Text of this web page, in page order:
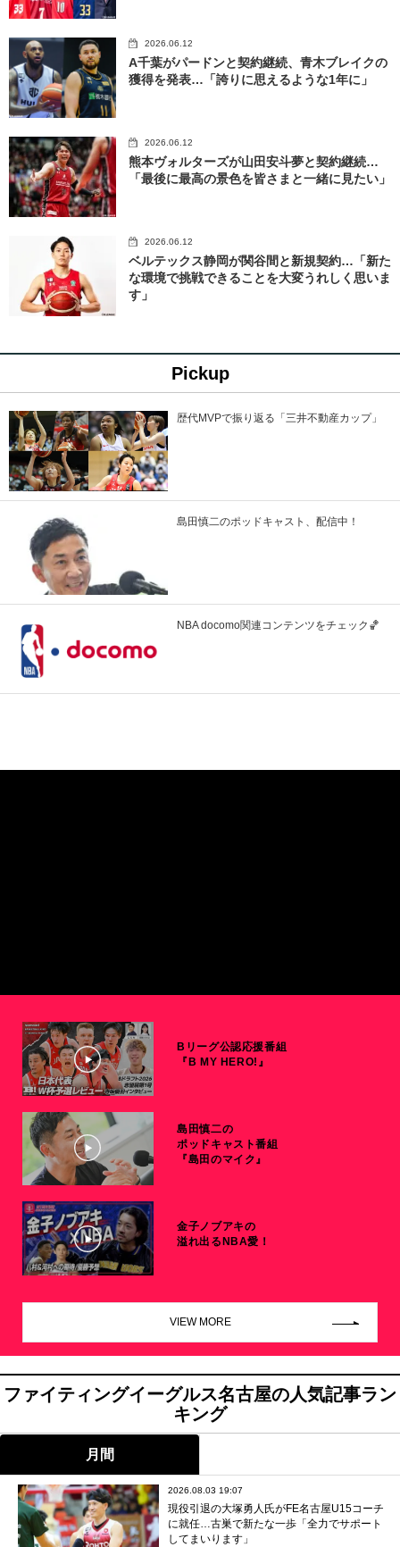
2026.06.12
A千葉がパードンと契約継続、青木ブレイクの
獲得を発表…「誇りに思えるような1年に」
2026.06.12
熊本ヴォルターズが山田安斗夢と契約継続…
「最後に最高の景色を皆さまと一緒に見たい」
2026.06.12
ベルテックス静岡が関谷間と新規契約…「新た
な環境で挑戦できることを大変うれしく思いま
す」
Pickup
歴代MVPで振り返る「三井不動産カップ」
島田慎二のポッドキャスト、配信中！
NBA docomo関連コンテンツをチェック🏀
Bリーグ公認応援番組
『B MY HERO!』
島田慎二の
ポッドキャスト番組
『島田のマイク』
金子ノブアキの
溢れ出るNBA愛！
VIEW MORE
ファイティングイーグルス名古屋の人気記事ラン
キング
月間
2026.08.03 19:07
現役引退の大塚勇人氏がFE名古屋U15コーチ
に就任…古巣で新たな一歩「全力でサポート
してまいります」